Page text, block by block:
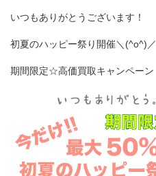
いつもありがとうございます！
初夏のハッピー祭り開催＼(^o^)／
期間限定☆高価買取キャンペーン